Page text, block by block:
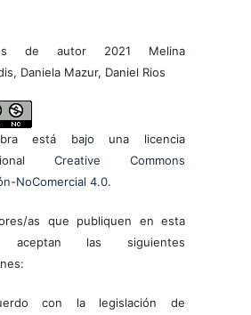
de autor 2021 Melina
Daniela Mazur, Daniel Rios
está bajo una licencia
Creative Commons
NoComercial 4.0.
as que publiquen en esta
aceptan las siguientes
con la legislación de